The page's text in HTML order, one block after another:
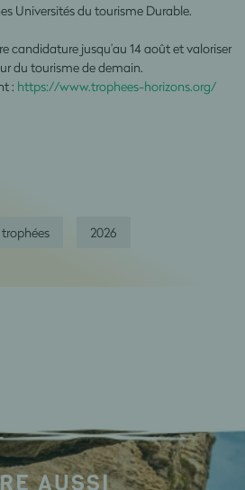
Universités du tourisme Durable.
candidature jusqu’au 14 août et valoriser
du tourisme de demain.
: https://www.trophees-horizons.org/
trophées 2026
AUSSI